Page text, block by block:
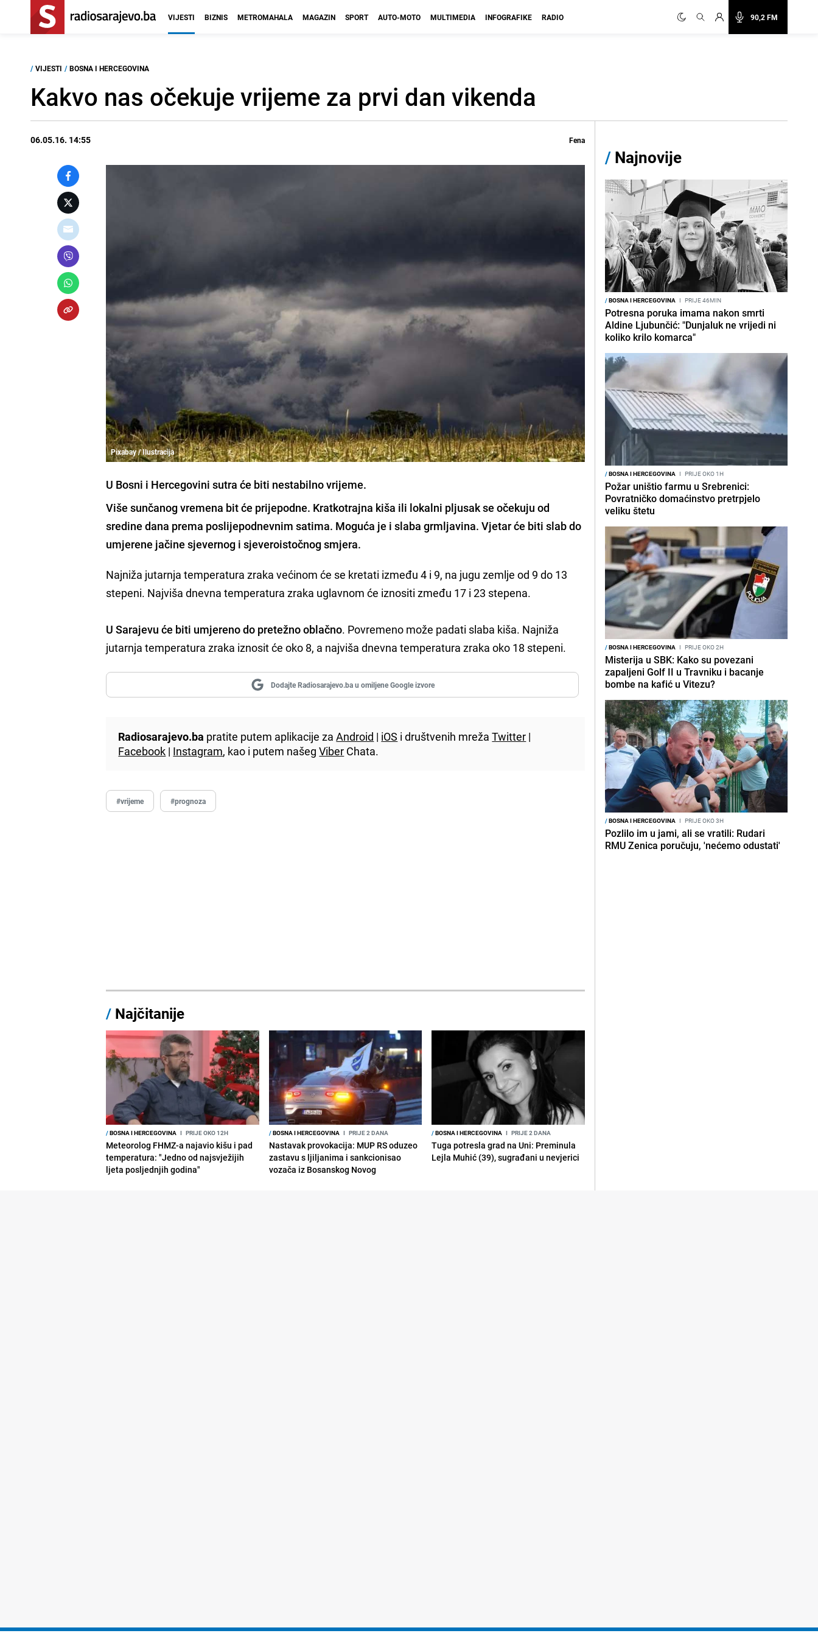
90,2 FM
VIJESTI BIZNIS METROMAHALA MAGAZIN SPORT AUTO-MOTO MULTIMEDIA INFOGRAFIKE RADIO
/ VIJESTI / BOSNA I HERCEGOVINA
Kakvo nas očekuje vrijeme za prvi dan vikenda
06.05.16. 14:55 Fena
Pixabay / Ilustracija
U Bosni i Hercegovini sutra će biti nestabilno vrijeme.
Više sunčanog vremena bit će prijepodne. Kratkotrajna kiša ili lokalni pljusak se očekuju od
sredine dana prema poslijepodnevnim satima. Moguća je i slaba grmljavina. Vjetar će biti slab do
umjerene jačine sjevernog i sjeveroistočnog smjera.
Najniža jutarnja temperatura zraka većinom će se kretati između 4 i 9, na jugu zemlje od 9 do 13
stepeni. Najviša dnevna temperatura zraka uglavnom će iznositi zmeđu 17 i 23 stepena.
U Sarajevu će biti umjereno do pretežno oblačno. Povremeno može padati slaba kiša. Najniža
jutarnja temperatura zraka iznosit će oko 8, a najviša dnevna temperatura zraka oko 18 stepeni.
Dodajte Radiosarajevo.ba u omiljene Google izvore
Radiosarajevo.ba pratite putem aplikacije zaAndroid | iOS i društvenih mrežaTwitter |
Facebook | Instagram, kao i putem našegViber Chata.
#vrijeme #prognoza
/ Najčitanije
/BOSNA I HERCEGOVINA I PRIJE OKO 12H
Meteorolog FHMZ-a najavio kišu i pad
temperatura: "Jedno od najsvježijih
ljeta posljednjih godina"
/BOSNA I HERCEGOVINA I PRIJE 2 DANA
Nastavak provokacija: MUP RS oduzeo
zastavu s ljiljanima i sankcionisao
vozača iz Bosanskog Novog
/BOSNA I HERCEGOVINA I PRIJE 2 DANA
Tuga potresla grad na Uni: Preminula
Lejla Muhić (39), sugrađani u nevjerici
/ Najnovije
/BOSNA I HERCEGOVINA I PRIJE 46MIN
Potresna poruka imama nakon smrti
Aldine Ljubunčić: "Dunjaluk ne vrijedi ni
koliko krilo komarca"
/BOSNA I HERCEGOVINA I PRIJE OKO 1H
Požar uništio farmu u Srebrenici:
Povratničko domaćinstvo pretrpjelo
veliku štetu
/BOSNA I HERCEGOVINA I PRIJE OKO 2H
Misterija u SBK: Kako su povezani
zapaljeni Golf II u Travniku i bacanje
bombe na kafić u Vitezu?
/BOSNA I HERCEGOVINA I PRIJE OKO 3H
Pozlilo im u jami, ali se vratili: Rudari
RMU Zenica poručuju, 'nećemo odustati'